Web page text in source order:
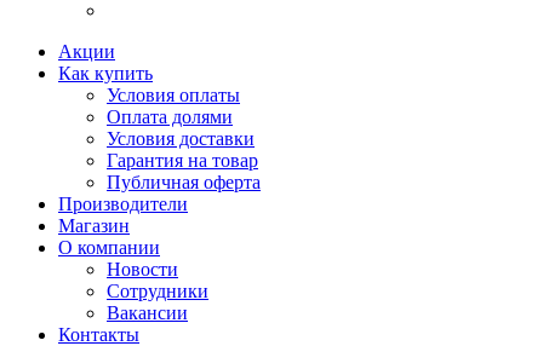
Акции
Как купить
Условия оплаты
Оплата долями
Условия доставки
Гарантия на товар
Публичная оферта
Производители
Магазин
О компании
Новости
Сотрудники
Вакансии
Контакты